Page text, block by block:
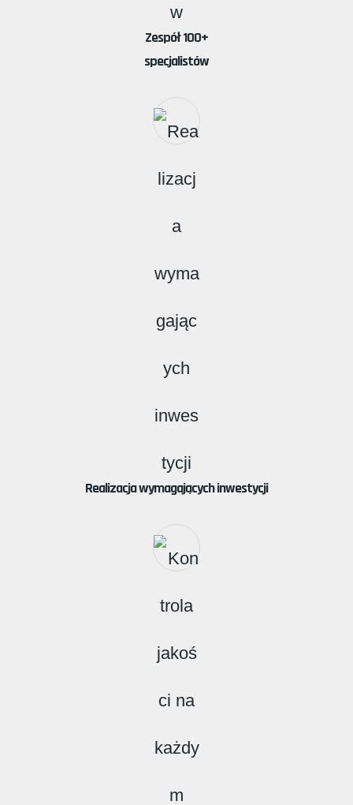
Zespół 100+
specjalistów
Realizacja wymagających inwestycji